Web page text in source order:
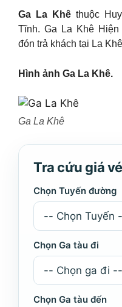
Ga La Khêthuộc
Tĩnh. Ga La Khê
đón trả khách tại La
Hình ảnh Ga La Khê.
Ga La Khê
Tra cứu giá
Chọn Tuyến đường
Chọn Ga tàu đi
Chọn Ga tàu đến